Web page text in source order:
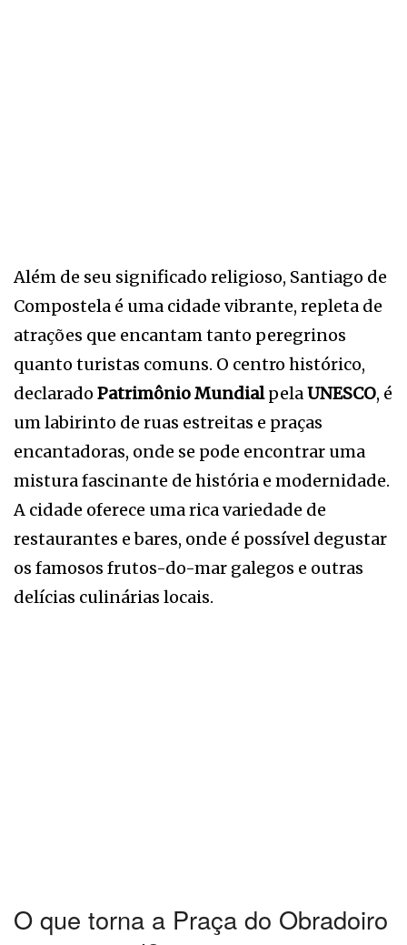
Além de seu significado religioso, Santiago de
Compostela é uma cidade vibrante, repleta de
atrações que encantam tanto peregrinos
quanto turistas comuns. O centro histórico,
declarado Patrimônio MundialpelaUNESCO, é
um labirinto de ruas estreitas e praças
encantadoras, onde se pode encontrar uma
mistura fascinante de história e modernidade.
A cidade oferece uma rica variedade de
restaurantes e bares, onde é possível degustar
os famosos frutos-do-mar galegos e outras
delícias culinárias locais.
O que torna a Praça do Obradoiro